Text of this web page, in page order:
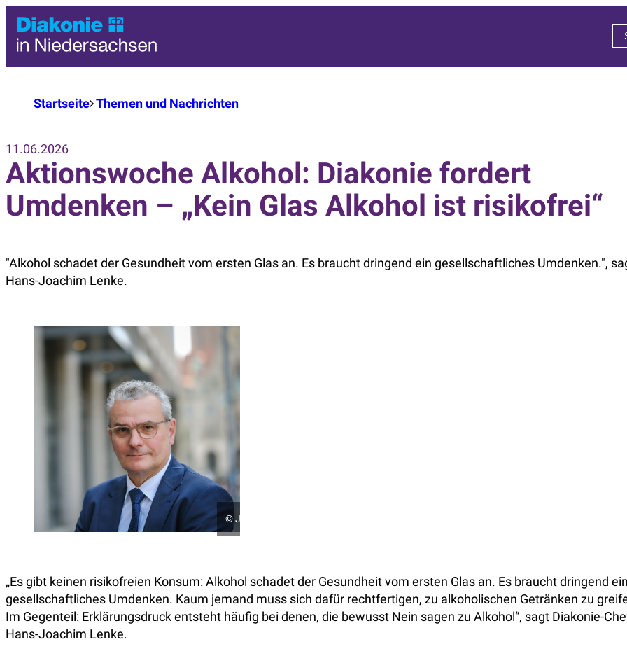
Startseite Themen und Nachrichten
11.06.2026
Aktionswoche Alkohol: Diakonie fordert
Umdenken – „Kein Glas Alkohol ist risikofrei“
"Alkohol schadet der Gesundheit vom ersten Glas an. Es braucht dringend ein gesellschaftliches Umdenken.",
Hans-Joachim Lenke.
©Jens Schulze / Diakonie in Niedersachsen
„Es gibt keinen risikofreien Konsum: Alkohol schadet der Gesundheit vom ersten Glas an. Es braucht dringend ein
gesellschaftliches Umdenken. Kaum jemand muss sich dafür rechtfertigen, zu alkoholischen Getränken zu
Im Gegenteil: Erklärungsdruck entsteht häufig bei denen, die bewusst Nein sagen zu Alkohol“, sagt Diakonie-
Hans-Joachim Lenke.